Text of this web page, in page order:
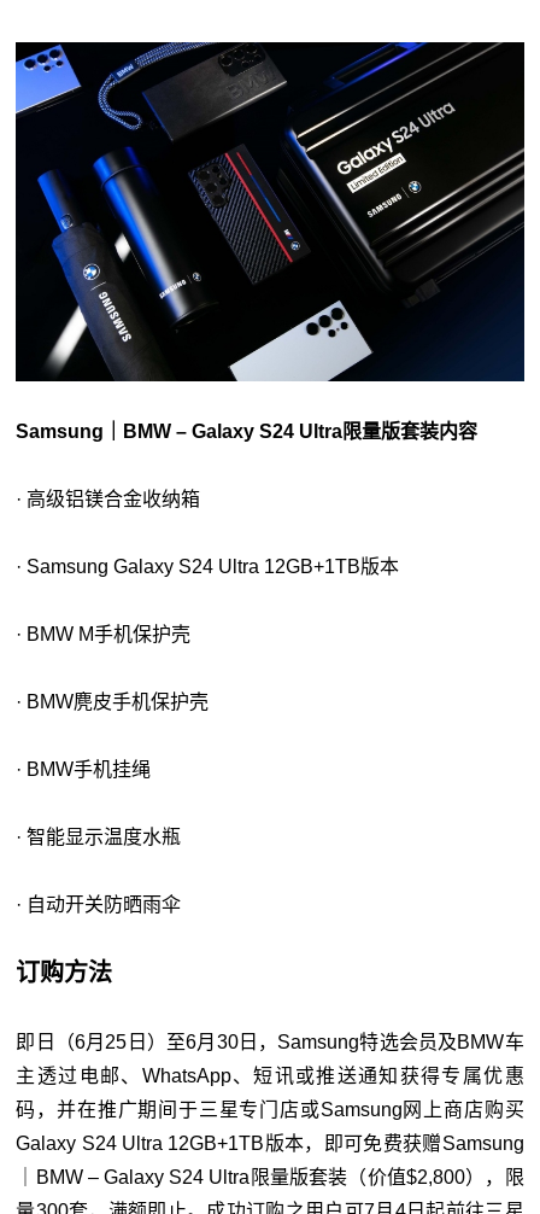
Samsung｜BMW – Galaxy S24 Ultra限量版套装内容
· 高级铝镁合金收纳箱
· Samsung Galaxy S24 Ultra 12GB+1TB版本
· BMW M手机保护壳
· BMW麂皮手机保护壳
· BMW手机挂绳
· 智能显示温度水瓶
· 自动开关防晒雨伞
订购方法
即日（6月25日）至6月30日，Samsung特选会员及BMW车
主透过电邮、WhatsApp、短讯或推送通知获得专属优惠
码，并在推广期间于三星专门店或Samsung网上商店购买
Galaxy S24 Ultra 12GB+1TB版本，即可免费获赠Samsung
｜BMW – Galaxy S24 Ultra限量版套装（价值$2,800），限